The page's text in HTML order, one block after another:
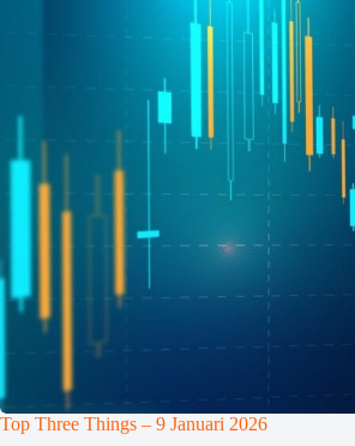
Top Three Things – 9 Januari 2026